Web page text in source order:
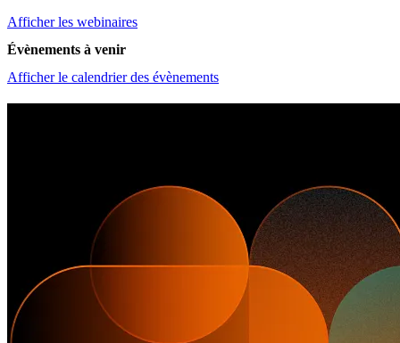
Afficher les webinaires
Évènements à venir
Afficher le calendrier des évènements